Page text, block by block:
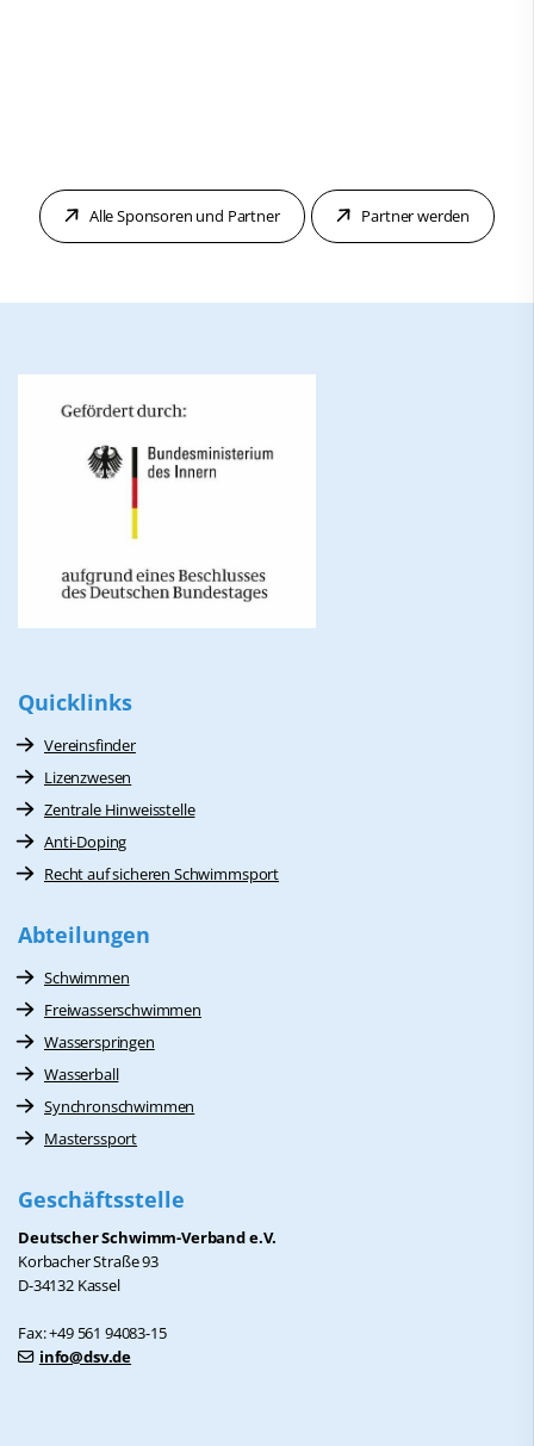
Alle Sponsoren und Partner Partner werden
Quicklinks
Vereinsfinder
Lizenzwesen
Zentrale Hinweisstelle
Anti-Doping
Recht auf sicheren Schwimmsport
Abteilungen
Schwimmen
Freiwasserschwimmen
Wasserspringen
Wasserball
Synchronschwimmen
Masterssport
Geschäftsstelle
Deutscher Schwimm-Verband e.V.
Korbacher Straße 93
D-34132 Kassel
Fax: +49 561 94083-15
info@dsv.de